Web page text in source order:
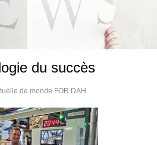
du succès
de monde FOR DAH